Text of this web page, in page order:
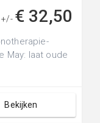
+/- € 32,50
May: laat oude
Bekijken